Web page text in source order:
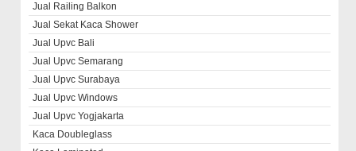
Jual Railing Balkon
Jual Sekat Kaca Shower
Jual Upvc Bali
Jual Upvc Semarang
Jual Upvc Surabaya
Jual Upvc Windows
Jual Upvc Yogjakarta
Kaca Doubleglass